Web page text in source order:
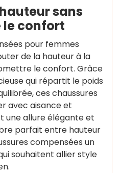
sans
confort
pour femmes
de la hauteur à la
le confort. Grâce
qui répartit le poids
ces chaussures
avec aisance et
une allure élégante et
parfait entre hauteur
compensées un
souhaitent allier style